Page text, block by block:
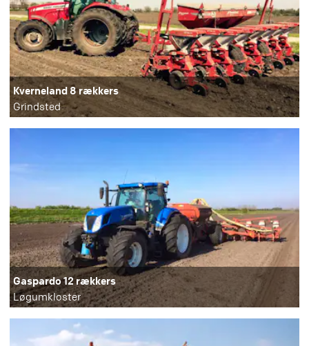
Kverneland 8 rækkers
Grindsted
Gaspardo 12 rækkers
Løgumkloster